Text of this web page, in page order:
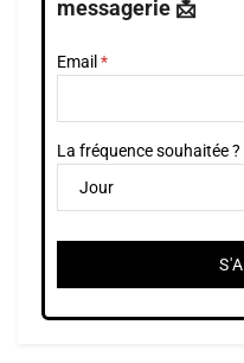
messagerie 📩
Email
La fréquence souhaitée ?